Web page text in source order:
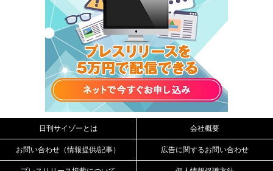
日刊サイゾーとは 会社概要
お問い合わせ（情報提供/記事） 広告に関するお問い合わせ